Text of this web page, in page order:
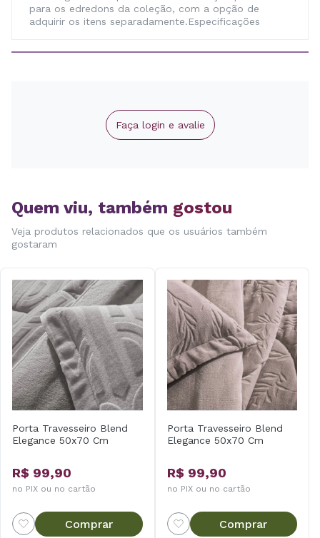
para os edredons da coleção, com a opção de
adquirir os itens separadamente.Especificações
Faça login e avalie
Quem viu, também gostou
Veja produtos relacionados que os usuários também
gostaram
Porta Travesseiro Blend
Elegance 50x70 Cm
R$ 99,90
no PIX ou no cartão
Comprar
Porta Travesseiro Blend
Elegance 50x70 Cm
R$ 99,90
no PIX ou no cartão
Comprar